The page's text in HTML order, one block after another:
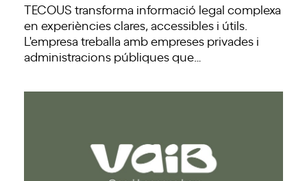
TECOUS transforma informació legal complexa
en experiències clares, accessibles i útils.
L'empresa treballa amb empreses privades i
administracions públiques que…